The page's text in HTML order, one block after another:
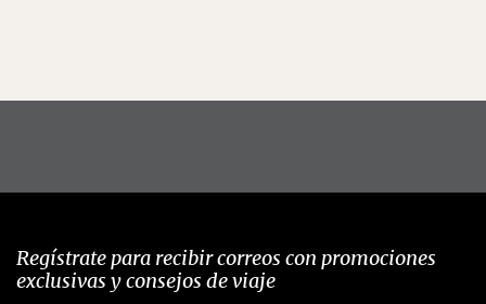
Regístrate para recibir correos con promociones
exclusivas y consejos de viaje